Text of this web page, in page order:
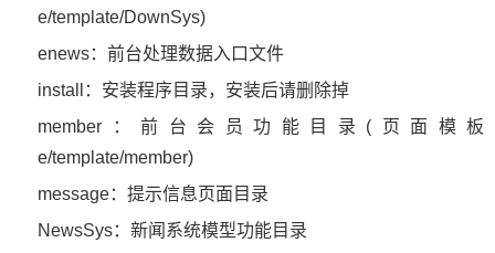
e/template/DownSys)
enews：前台处理数据入口文件
install：安装程序目录，安装后请删除掉
member：前台会员功能目录(页面模板
e/template/member)
message：提示信息页面目录
NewsSys：新闻系统模型功能目录